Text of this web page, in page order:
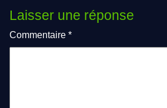
Laisser une réponse
Commentaire *